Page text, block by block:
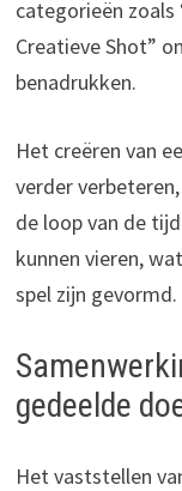
categorieën zoals
Creatieve Shot”
benadrukken.
Het creëren van
verder
de loop van de
kunnen vieren,
spel zijn gevormd.
gedeelde
Het vaststellen